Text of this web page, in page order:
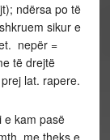
ndërsa po të
sikur e
nepër =
të drejtë
lat. rapere.
e kam pasë
me theks e